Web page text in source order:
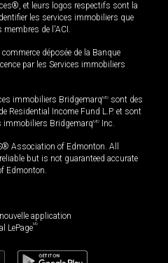
et leurs logos respectifs sont la
les services immobiliers que
de l'ACI.
déposée de la Banque
par les Services immobiliers
immobiliers BridgemarqMD sont des
Residential Income Fund L.P. et sont
immobiliers BridgemarqMD Inc.
Association of Edmonton. All
but is not guaranteed accurate
Edmonton.
application
LePageMD